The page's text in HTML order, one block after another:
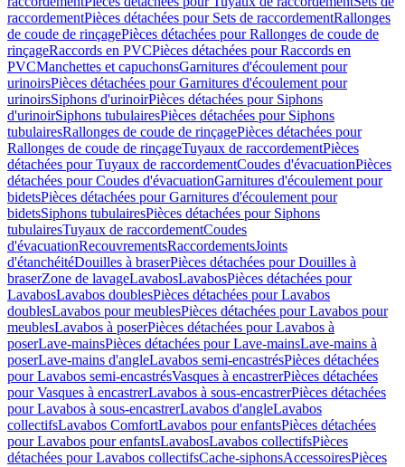
raccordementPièces détachées pour Sets de raccordementRallonges
de coude de rinçagePièces détachées pour Rallonges de coude de
rinçageRaccords en PVCPièces détachées pour Raccords en
PVCManchettes et capuchonsGarnitures d'écoulement pour
urinoirsPièces détachées pour Garnitures d'écoulement pour
urinoirsSiphons d'urinoirPièces détachées pour Siphons
d'urinoirSiphons tubulairesPièces détachées pour Siphons
tubulairesRallonges de coude de rinçagePièces détachées pour
Rallonges de coude de rinçageTuyaux de raccordementPièces
détachées pour Tuyaux de raccordementCoudes d'évacuationPièces
détachées pour Coudes d'évacuationGarnitures d'écoulement pour
bidetsPièces détachées pour Garnitures d'écoulement pour
bidetsSiphons tubulairesPièces détachées pour Siphons
tubulairesTuyaux de raccordementCoudes
d'évacuationRecouvrementsRaccordementsJoints
d'étanchéitéDouilles à braserPièces détachées pour Douilles à
braserZone de lavageLavabosLavabosPièces détachées pour
LavabosLavabos doublesPièces détachées pour Lavabos
doublesLavabos pour meublesPièces détachées pour Lavabos pour
meublesLavabos à poserPièces détachées pour Lavabos à
poserLave-mainsPièces détachées pour Lave-mainsLave-mains à
poserLave-mains d'angleLavabos semi-encastrésPièces détachées
pour Lavabos semi-encastrésVasques à encastrerPièces détachées
pour Vasques à encastrerLavabos à sous-encastrerPièces détachées
pour Lavabos à sous-encastrerLavabos d'angleLavabos
collectifsLavabos ComfortLavabos pour enfantsPièces détachées
pour Lavabos pour enfantsLavabosLavabos collectifsPièces
détachées pour Lavabos collectifsCache-siphonsAccessoiresPièces